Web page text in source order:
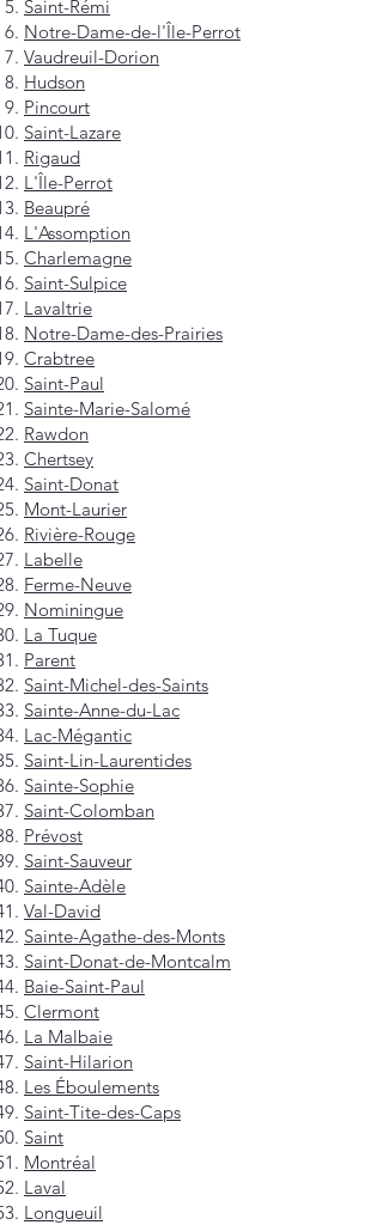
Saint-Rémi
Notre-Dame-de-l'Île-Perrot
Vaudreuil-Dorion
Hudson
Pincourt
Saint-Lazare
Rigaud
L'Île-Perrot
Beaupré
L'Assomption
Charlemagne
Saint-Sulpice
Lavaltrie
Notre-Dame-des-Prairies
Crabtree
Saint-Paul
Sainte-Marie-Salomé
Rawdon
Chertsey
Saint-Donat
Mont-Laurier
Rivière-Rouge
Labelle
Ferme-Neuve
Nominingue
La Tuque
Parent
Saint-Michel-des-Saints
Sainte-Anne-du-Lac
Lac-Mégantic
Saint-Lin-Laurentides
Sainte-Sophie
Saint-Colomban
Prévost
Saint-Sauveur
Sainte-Adèle
Val-David
Sainte-Agathe-des-Monts
Saint-Donat-de-Montcalm
Baie-Saint-Paul
Clermont
La Malbaie
Saint-Hilarion
Les Éboulements
Saint-Tite-des-Caps
Saint
Montréal
Laval
Longueuil